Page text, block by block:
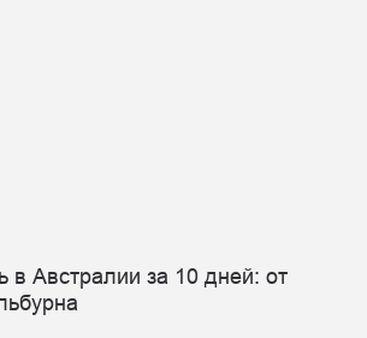
в Австралии за 10 дней: от